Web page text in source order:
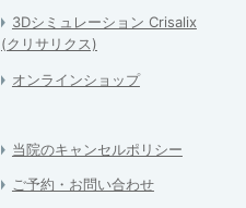
3Dシミュレーション Crisalix
(クリサリクス)
オンラインショップ
当院のキャンセルポリシー
ご予約・お問い合わせ